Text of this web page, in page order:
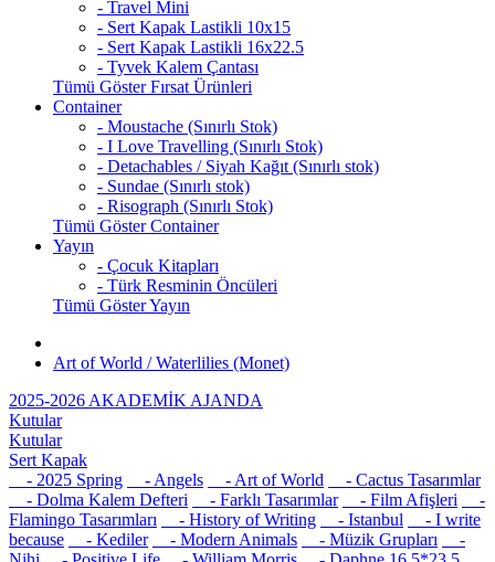
- Travel Mini
- Sert Kapak Lastikli 10x15
- Sert Kapak Lastikli 16x22.5
- Tyvek Kalem Çantası
Tümü Göster Fırsat Ürünleri
Container
- Moustache (Sınırlı Stok)
- I Love Travelling (Sınırlı Stok)
- Detachables / Siyah Kağıt (Sınırlı stok)
- Sundae (Sınırlı stok)
- Risograph (Sınırlı Stok)
Tümü Göster Container
Yayın
- Çocuk Kitapları
- Türk Resminin Öncüleri
Tümü Göster Yayın
Art of World / Waterlilies (Monet)
2025-2026 AKADEMİK AJANDA
Kutular
Kutular
Sert Kapak
- 2025 Spring
- Angels - Art of World
- Cactus Tasarımlar
- Dolma Kalem Defteri
- Farklı Tasarımlar - Film Afişleri
-
Flamingo Tasarımları
- History of Writing - Istanbul
- I write
because
- Kediler - Modern Animals - Müzik Grupları
-